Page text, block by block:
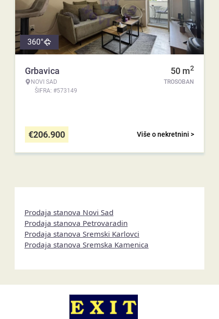
360°
Grbavica
NOVI SAD
ŠIFRA: #573149
50 m2
TROSOBAN
Više o nekretnini >
€206.900
Prodaja stanova Novi Sad
Prodaja stanova Petrovaradin
Prodaja stanova Sremski Karlovci
Prodaja stanova Sremska Kamenica